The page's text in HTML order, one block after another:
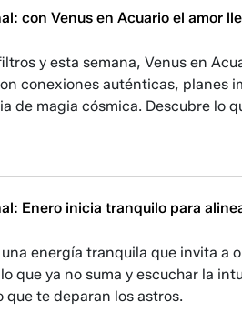
con Venus en Acuario el amor
y esta semana, Venus en
conexiones auténticas, planes
de magia cósmica. Descubre lo
Enero inicia tranquilo para
energía tranquila que invita a
que ya no suma y escuchar la
que te deparan los astros.